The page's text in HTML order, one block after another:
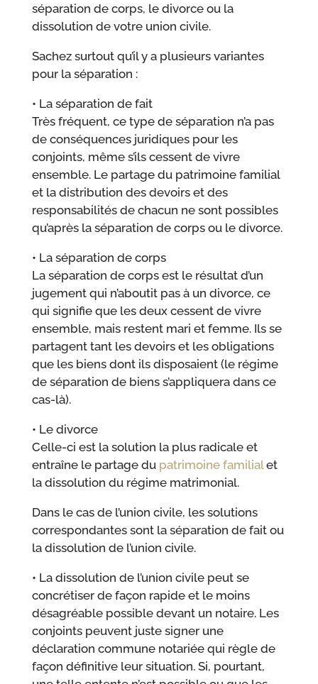
séparation de corps, le divorce ou la
dissolution de votre union civile.
Sachez surtout qu’il y a plusieurs variantes
pour la séparation :
• La séparation de fait
Très fréquent, ce type de séparation n’a pas
de conséquences juridiques pour les
conjoints, même s’ils cessent de vivre
ensemble. Le partage du patrimoine familial
et la distribution des devoirs et des
responsabilités de chacun ne sont possibles
qu’après la séparation de corps ou le divorce.
• La séparation de corps
La séparation de corps est le résultat d’un
jugement qui n’aboutit pas à un divorce, ce
qui signifie que les deux cessent de vivre
ensemble, mais restent mari et femme. Ils se
partagent tant les devoirs et les obligations
que les biens dont ils disposaient (le régime
de séparation de biens s’appliquera dans ce
cas-là).
• Le divorce
Celle-ci est la solution la plus radicale et
entraîne le partage du patrimoine familialet
la dissolution du régime matrimonial.
Dans le cas de l’union civile, les solutions
correspondantes sont la séparation de fait ou
la dissolution de l’union civile.
• La dissolution de l’union civile peut se
concrétiser de façon rapide et le moins
désagréable possible devant un notaire. Les
conjoints peuvent juste signer une
déclaration commune notariée qui règle de
façon définitive leur situation. Si, pourtant,